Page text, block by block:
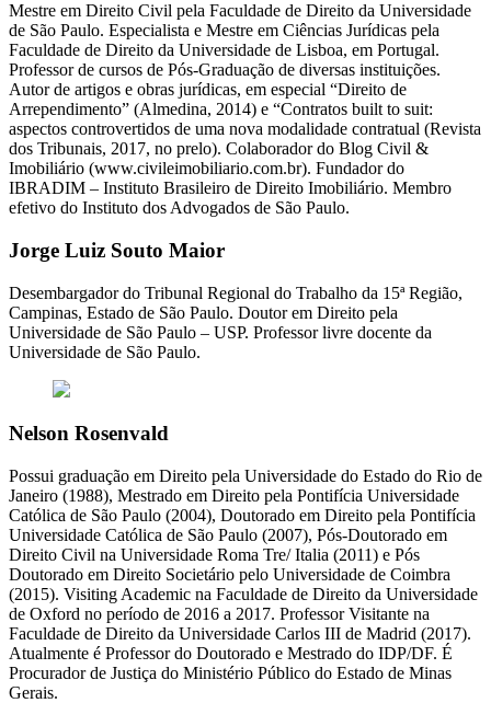
Mestre em Direito Civil pela Faculdade de Direito da Universidade
de São Paulo. Especialista e Mestre em Ciências Jurídicas pela
Faculdade de Direito da Universidade de Lisboa, em Portugal.
Professor de cursos de Pós-Graduação de diversas instituições.
Autor de artigos e obras jurídicas, em especial “Direito de
Arrependimento” (Almedina, 2014) e “Contratos built to suit:
aspectos controvertidos de uma nova modalidade contratual (Revista
dos Tribunais, 2017, no prelo). Colaborador do Blog Civil &
Imobiliário (www.civileimobiliario.com.br). Fundador do
IBRADIM – Instituto Brasileiro de Direito Imobiliário. Membro
efetivo do Instituto dos Advogados de São Paulo.
Jorge Luiz Souto Maior
Desembargador do Tribunal Regional do Trabalho da 15ª Região,
Campinas, Estado de São Paulo. Doutor em Direito pela
Universidade de São Paulo – USP. Professor livre docente da
Universidade de São Paulo.
Nelson Rosenvald
Possui graduação em Direito pela Universidade do Estado do Rio de
Janeiro (1988), Mestrado em Direito pela Pontifícia Universidade
Católica de São Paulo (2004), Doutorado em Direito pela Pontifícia
Universidade Católica de São Paulo (2007), Pós-Doutorado em
Direito Civil na Universidade Roma Tre/ Italia (2011) e Pós
Doutorado em Direito Societário pelo Universidade de Coimbra
(2015). Visiting Academic na Faculdade de Direito da Universidade
de Oxford no período de 2016 a 2017. Professor Visitante na
Faculdade de Direito da Universidade Carlos III de Madrid (2017).
Atualmente é Professor do Doutorado e Mestrado do IDP/DF. É
Procurador de Justiça do Ministério Público do Estado de Minas
Gerais.